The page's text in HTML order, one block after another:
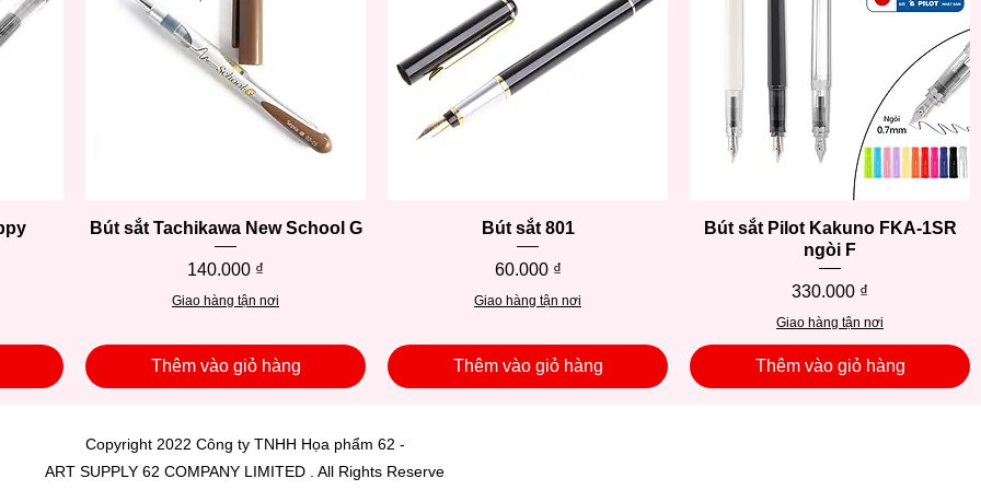
Xem nhanh
Bút sắt Tachikawa New School G
Giá
140.000 ₫
Giao hàng tận nơi
Thêm vào giỏ hàng
Xem nhanh
Bút sắt 801
Giá
60.000 ₫
Giao hàng tận nơi
Thêm vào giỏ hàng
Xem nhanh
Bút sắt Pilot Kakuno FKA-1SR
ngòi F
Giá
330.000 ₫
Giao hàng tận nơi
Thêm vào giỏ hàng
Copyright 2022 Công ty TNHH Họa phẩm 62 -
ART SUPPLY 62 COMPANY LIMITED . All Rights Reserve